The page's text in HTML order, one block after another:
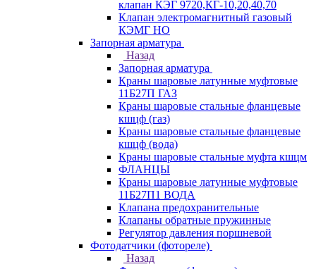
клапан КЭГ 9720,КГ-10,20,40,70
Клапан электромагнитный газовый
КЭМГ НО
Запорная арматура
Назад
Запорная арматура
Краны шаровые латунные муфтовые
11Б27П ГАЗ
Краны шаровые стальные фланцевые
кшцф (газ)
Краны шаровые стальные фланцевые
кшцф (вода)
Краны шаровые стальные муфта кшцм
ФЛАНЦЫ
Краны шаровые латунные муфтовые
11Б27П1 ВОДА
Клапана предохранительные
Клапаны обратные пружинные
Регулятор давления поршневой
Фотодатчики (фотореле)
Назад